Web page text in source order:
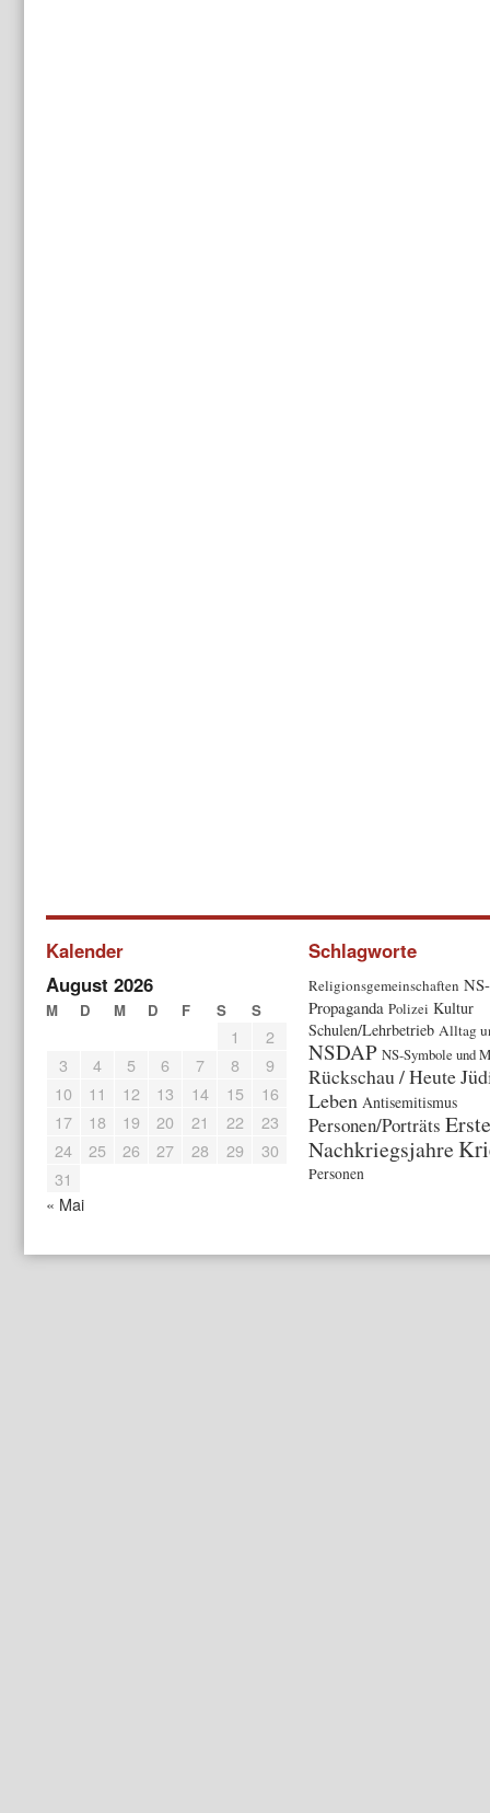
Kalender
August 2026
M D M D F S S
« Mai
1
2
3
4 5 6 7 8
9
10
11 12 13 14 15
16
17
18 19 20 21 22
23
24
25 26 27 28 29
30
31
Schlagworte
Religionsgemeinschaften NS-
Propaganda Polizei Kultur
Schulen/Lehrbetrieb Alltag
NSDAP NS-Symbole und
Rückschau / Heute
Leben Antisemitismus
Personen/Porträts Erste
Nachkriegsjahre
Personen